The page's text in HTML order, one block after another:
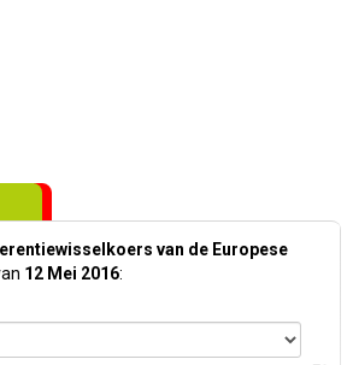
van de Europese
12 Mei 2016: